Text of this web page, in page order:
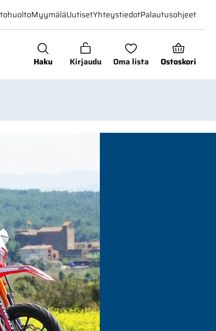
Haku Kirjaudu Oma lista Ostoskori
MyymäläUutisetYhteystiedotPalautusohjeet